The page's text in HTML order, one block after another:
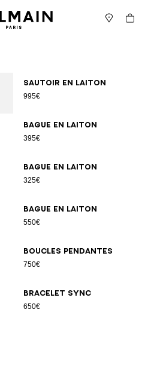
Panier
Sautoir en laiton
995€
Bague en laiton
395€
Bague en laiton
325€
Bague en laiton
550€
Boucles pendantes
750€
Bracelet Sync
650€